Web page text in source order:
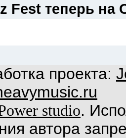
Fest теперь на
проекта:
studio.
автора